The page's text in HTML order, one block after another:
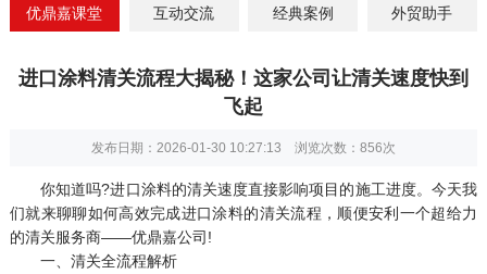
优鼎嘉课堂 互动交流 经典案例 外贸助手
进口涂料清关流程大揭秘！这家公司让清关速度快到
飞起
发布日期：2026-01-30 10:27:13 浏览次数： 856次
你知道吗?进口涂料的清关速度直接影响项目的施工进度。今天我
们就来聊聊如何高效完成进口涂料的清关流程，顺便安利一个超给力
的清关服务商——优鼎嘉公司!
一、清关全流程解析